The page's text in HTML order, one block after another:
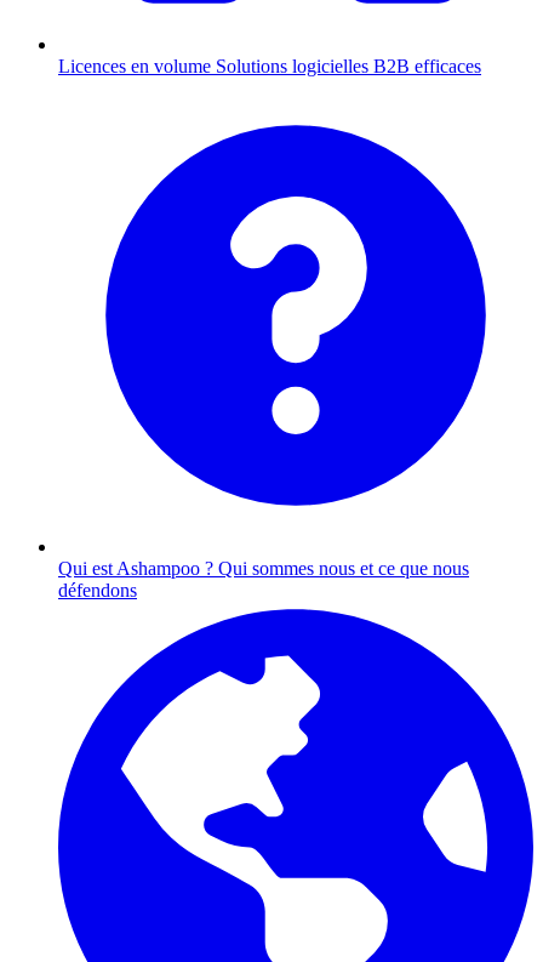
Licences en volume Solutions logicielles B2B efficaces
Qui est Ashampoo ? Qui sommes nous et ce que nous
défendons